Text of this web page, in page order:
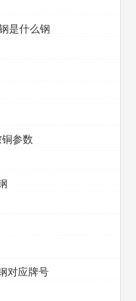
是什么钢
参数
对应牌号